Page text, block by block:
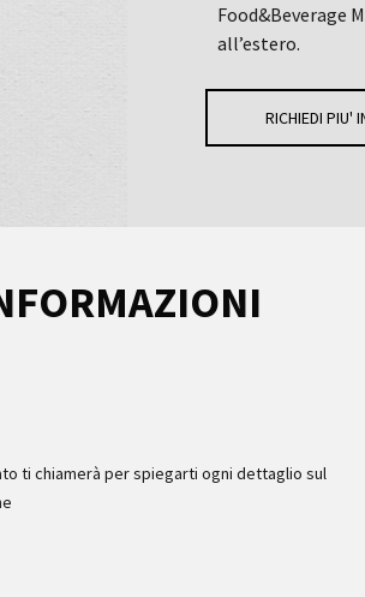
Food&Beverage
all’estero.
RICHIEDI PIU'
ti chiamerà per spiegarti ogni dettaglio sul